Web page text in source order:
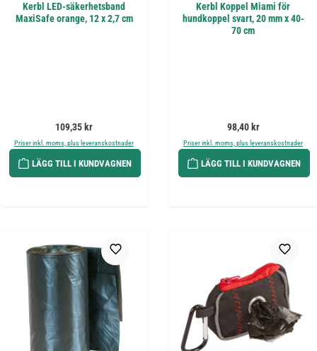
Kerbl LED-säkerhetsband
MaxiSafe orange, 12 x 2,7 cm
Ordinarie pris:
109,35 kr
Priser inkl. moms, plus leveranskostnader
LÄGG TILL I KUNDVAGNEN
Kerbl Koppel Miami för
hundkoppel svart, 20 mm x 40-
70 cm
Ordinarie pris:
98,40 kr
Priser inkl. moms, plus leveranskostnader
LÄGG TILL I KUNDVAGNEN